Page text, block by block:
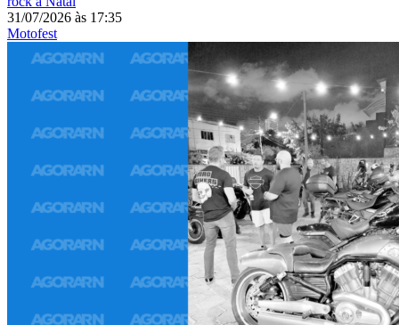
31/07/2026 às 17:35
Motofest